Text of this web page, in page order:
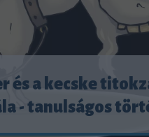
és a kecske
- tanulságos